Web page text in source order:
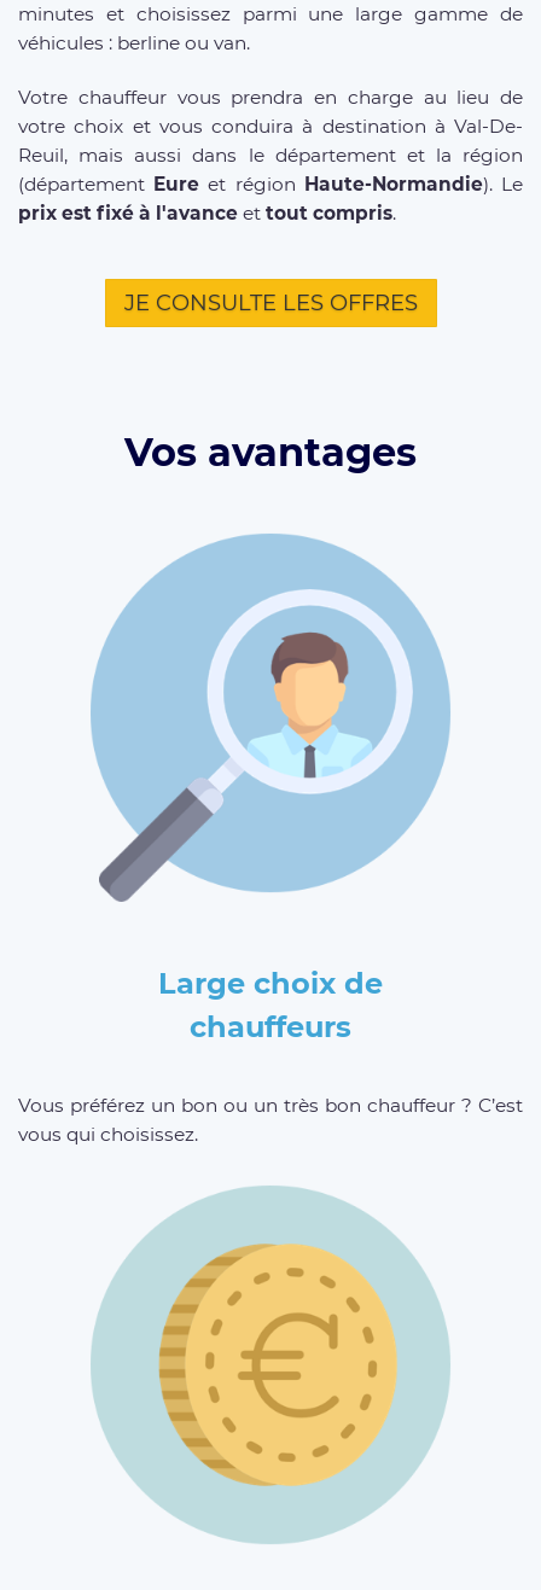
minutes et choisissez parmi une large gamme de
véhicules : berline ou van.
Votre chauffeur vous prendra en charge au lieu de
votre choix et vous conduira à destination à Val-De-
Reuil, mais aussi dans le département et la région
(département Eure et région Haute-Normandie). Le
prix est fixé à l'avance et tout compris.
JE CONSULTE LES OFFRES
Vos avantages
Large choix de
chauffeurs
Vous préférez un bon ou un très bon chauffeur ? C’est
vous qui choisissez.